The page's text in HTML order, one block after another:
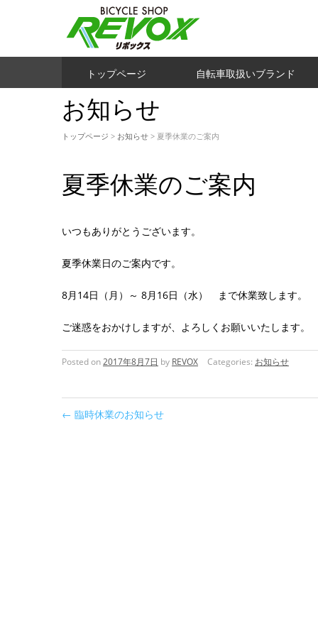
トップページ 自転車取扱いブランド
お知らせ
トップページ > お知らせ > 夏季休業のご案内
夏季休業のご案内
いつもありがとうございます。
夏季休業日のご案内です。
8月14日（月）～ 8月16日（水） まで休業致します。
ご迷惑をおかけしますが、よろしくお願いいたします。
Posted on2017年8月7日 by REVOX Categories: お知らせ
← 臨時休業のお知らせ